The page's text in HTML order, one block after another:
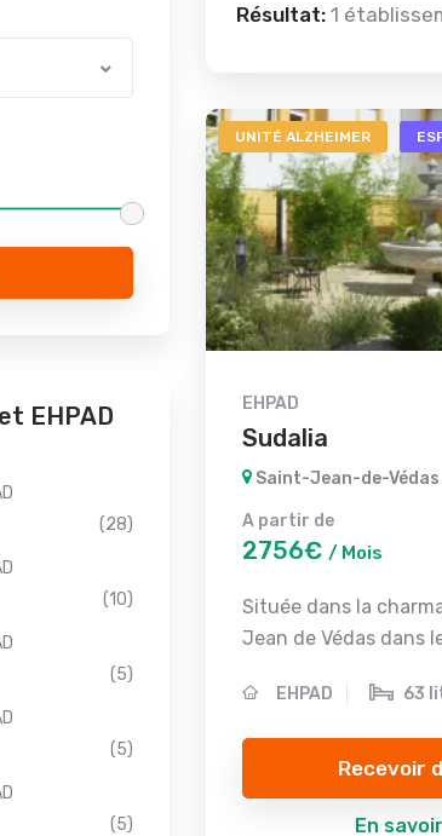
Résultat: 1
UNITÉ ALZHEIMER
EHPAD
Sudalia
Saint-Jean-de-
A partir de
2756€ / Mois
Située dans la
Jean de Védas dans
EHPAD 63
Recevoir
En
EHPAD
(28)
(10)
(5)
(5)
(5)